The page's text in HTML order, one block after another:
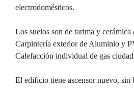
electrodomésticos.
Los suelos son de tarima y cerámica
Carpintería exterior de Aluminio y
Calefacción individual de gas
El edificio tiene ascensor nuevo, sin